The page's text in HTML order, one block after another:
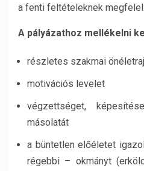
a fenti feltételeknek megfelel.
A pályázathoz mellékelni
részletes szakmai
motivációs levelet
végzettséget,
másolatát
a büntetlen előéletet
régebbi – okmányt